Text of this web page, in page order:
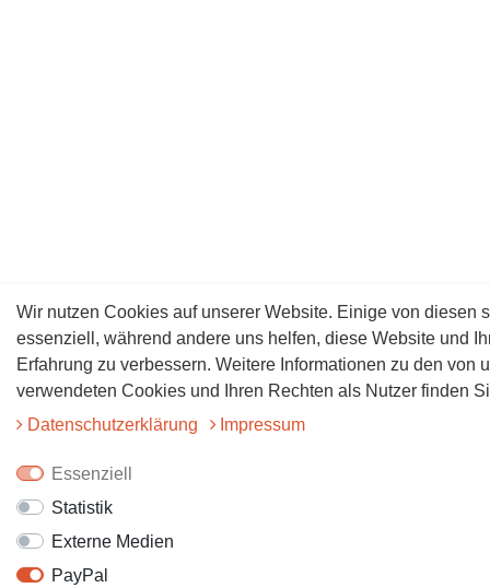
Wir nutzen Cookies auf unserer Website. Einige von diesen
essenziell, während andere uns helfen, diese Website und
Erfahrung zu verbessern. Weitere Informationen zu den von
verwendeten Cookies und Ihren Rechten als Nutzer finden
Daten­schutz­erklärung
Impressum
Essenziell
Statistik
Externe Medien
PayPal